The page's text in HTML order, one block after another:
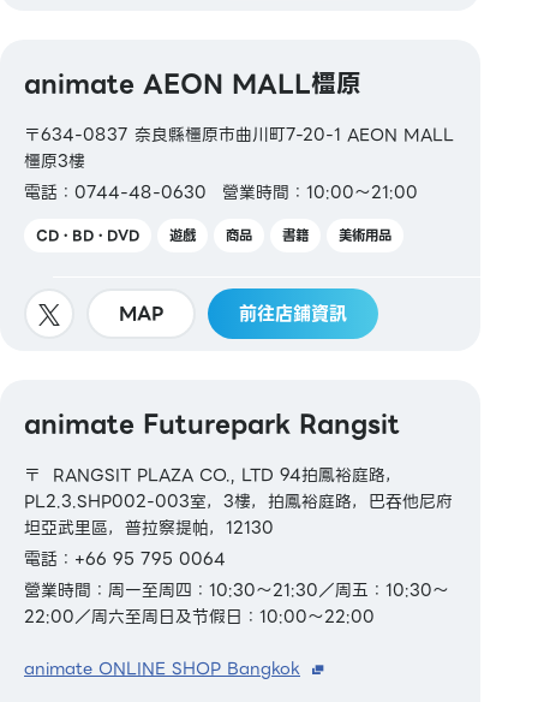
animate AEON MALL橿原
〒634-0837 奈良縣橿原市曲川町7-20-1 AEON MALL
橿原3樓
電話：0744-48-0630
營業時間：10:00～21:00
CD・BD・DVD 遊戲 商品 書籍 美術用品
MAP 前往店鋪資訊
animate Futurepark Rangsit
〒 RANGSIT PLAZA CO., LTD 94拍鳳裕庭路，
PL2.3.SHP002-003室，3樓，拍鳳裕庭路，巴吞他尼府
坦亞武里區，普拉察提帕，12130
電話：+66 95 795 0064
營業時間：周一至周四：10:30～21:30／周五：10:30～
22:00／周六至周日及节假日：10:00～22:00
animate ONLINE SHOP Bangkok